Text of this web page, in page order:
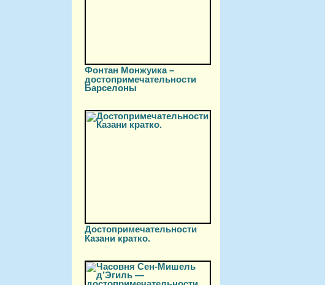
Фонтан Монжуика –
достопримечательности
Барселоны
Достопримечательности
Казани кратко.